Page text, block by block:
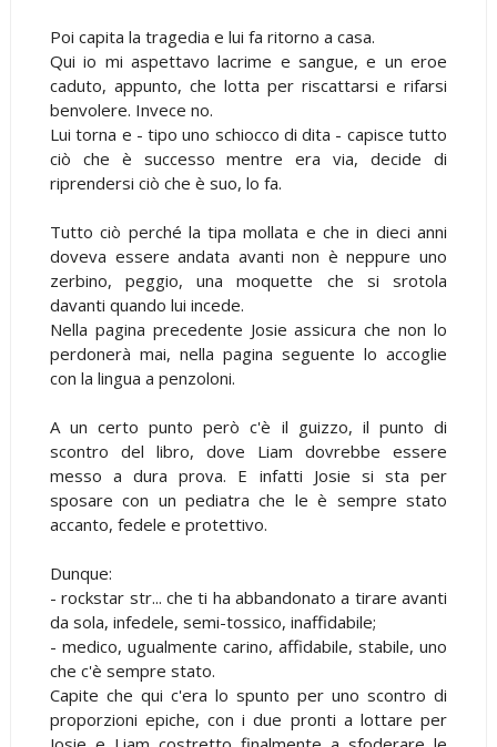
Poi capita la tragedia e lui fa ritorno a casa.
Qui io mi aspettavo lacrime e sangue, e un eroe
caduto, appunto, che lotta per riscattarsi e rifarsi
benvolere. Invece no.
Lui torna e - tipo uno schiocco di dita - capisce tutto
ciò che è successo mentre era via, decide di
riprendersi ciò che è suo, lo fa.
Tutto ciò perché la tipa mollata e che in dieci anni
doveva essere andata avanti non è neppure uno
zerbino, peggio, una moquette che si srotola
davanti quando lui incede.
Nella pagina precedente Josie assicura che non lo
perdonerà mai, nella pagina seguente lo accoglie
con la lingua a penzoloni.
A un certo punto però c'è il guizzo, il punto di
scontro del libro, dove Liam dovrebbe essere
messo a dura prova. E infatti Josie si sta per
sposare con un pediatra che le è sempre stato
accanto, fedele e protettivo.
Dunque:
- rockstar str... che ti ha abbandonato a tirare avanti
da sola, infedele, semi-tossico, inaffidabile;
- medico, ugualmente carino, affidabile, stabile, uno
che c'è sempre stato.
Capite che qui c'era lo spunto per uno scontro di
proporzioni epiche, con i due pronti a lottare per